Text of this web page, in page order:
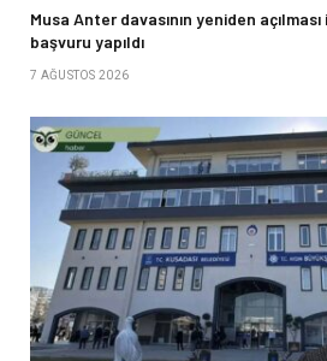
Musa Anter davasının yeniden
başvuru yapıldı
7 AĞUSTOS 2026